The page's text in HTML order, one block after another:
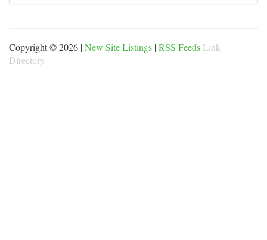
Copyright © 2026 |New Site Listings |RSS Feeds Link
Directory